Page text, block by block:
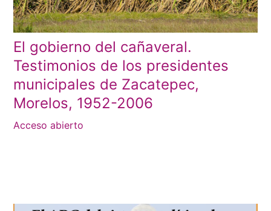
El gobierno del cañaveral.
Testimonios de los presidentes
municipales de Zacatepec,
Morelos, 1952-2006
Acceso abierto